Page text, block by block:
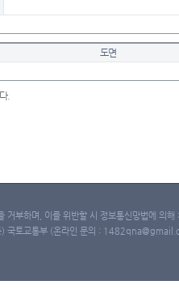
도면
.
거부하며, 이를 위반할 시 정보통신망법에 의
국토교통부 (온라인 문의 :